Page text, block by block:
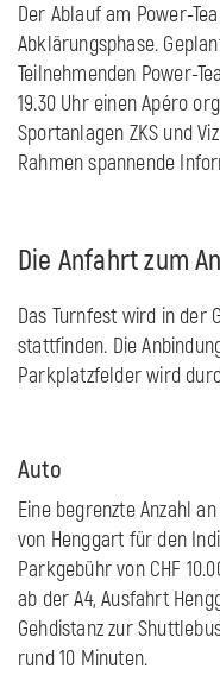
Der Ablauf am Power-
Abklärungsphase.
Teilnehmenden Power-
19.30 Uhr einen Apéro
Sportanlagen ZKS und
Rahmen spannende
Die Anfahrt zum
Das Turnfest wird in der
stattfinden. Die
Parkplatzfelder wird
Auto
Eine begrenzte Anzahl
von Henggart für den
Parkgebühr von CHF
ab der A4, Ausfahrt
Gehdistanz zur
rund 10 Minuten.